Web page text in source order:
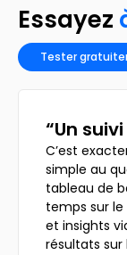
Essayez
Tester
“Un
C’est
simple au
tableau de
temps sur le
et insights
résultats sur